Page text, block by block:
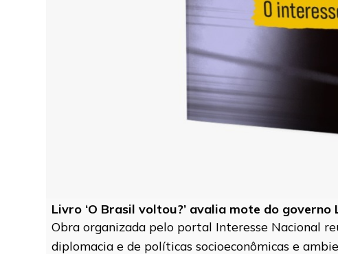
Livro ‘O Brasil voltou?’ avalia mote do
Obra organizada pelo portal Interesse Nacional
diplomacia e de políticas socioeconômicas e